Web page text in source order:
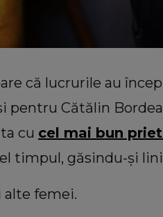
că lucrurile au
pentru Cătălin
cu cel mai bun
timpul, găsindu-și
alte femei.